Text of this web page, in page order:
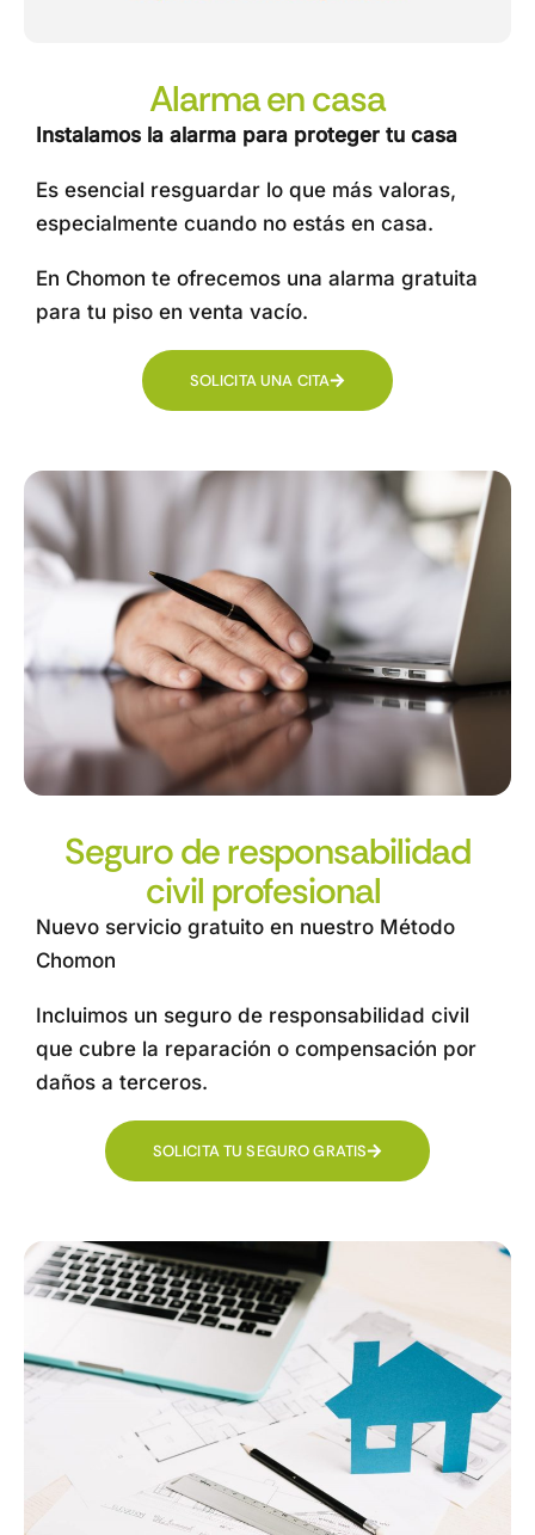
Alarma en casa
Instalamos la alarma para proteger tu casa
Es esencial resguardar lo que más valoras,
especialmente cuando no estás en casa.
En Chomon te ofrecemos una alarma gratuita
para tu piso en venta vacío.
SOLICITA UNA CITA
Seguro de responsabilidad
civil profesional
Nuevo servicio gratuito en nuestro Método
Chomon
Incluimos un seguro de responsabilidad civil
que cubre la reparación o compensación por
daños a terceros.
SOLICITA TU SEGURO GRATIS